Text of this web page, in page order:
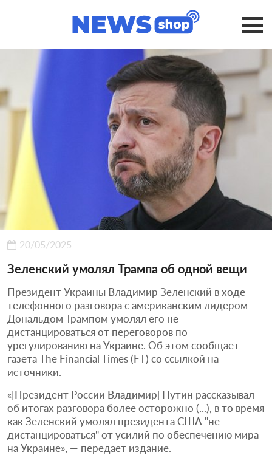
20/05/2025
Зеленский умолял Трампа об одной вещи
Президент Украины Владимир Зеленский в ходе
телефонного разговора с американским лидером
Дональдом Трампом умолял его не
дистанцироваться от переговоров по
урегулированию на Украине. Об этом сообщает
газета The Financial Times (FT) со ссылкой на
источники.
«[Президент России Владимир] Путин рассказывал
об итогах разговора более осторожно (...), в то время
как Зеленский умолял президента США "не
дистанцироваться" от усилий по обеспечению мира
на Украине», — передает издание.